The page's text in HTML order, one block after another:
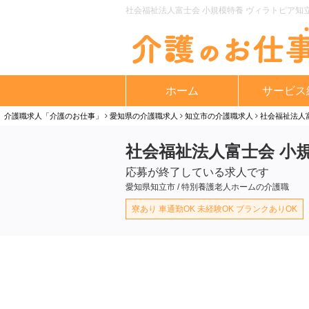
社会福祉法人富士会 小規模特養 ヴィラトピア知
ホーム サービス
介護職求人「介護のお仕事」 愛知県の介護職求人 知立市の介護職求人 社会福祉法人
社会福祉法人富士会 小
応募が終了している求人です
愛知県知立市 / 特別養護老人ホームの介護職
寮あり 車通勤OK 未経験OK ブランクありOK